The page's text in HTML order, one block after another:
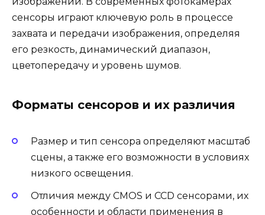
сенсоры играют ключевую роль в процессе
захвата и передачи изображения, определяя
его резкость, динамический диапазон,
цветопередачу и уровень шумов.
Форматы сенсоров и их различия
Размер и тип сенсора определяют масштаб
сцены, а также его возможности в условиях
низкого освещения.
Отличия между CMOS и CCD сенсорами, их
особенности и области применения в